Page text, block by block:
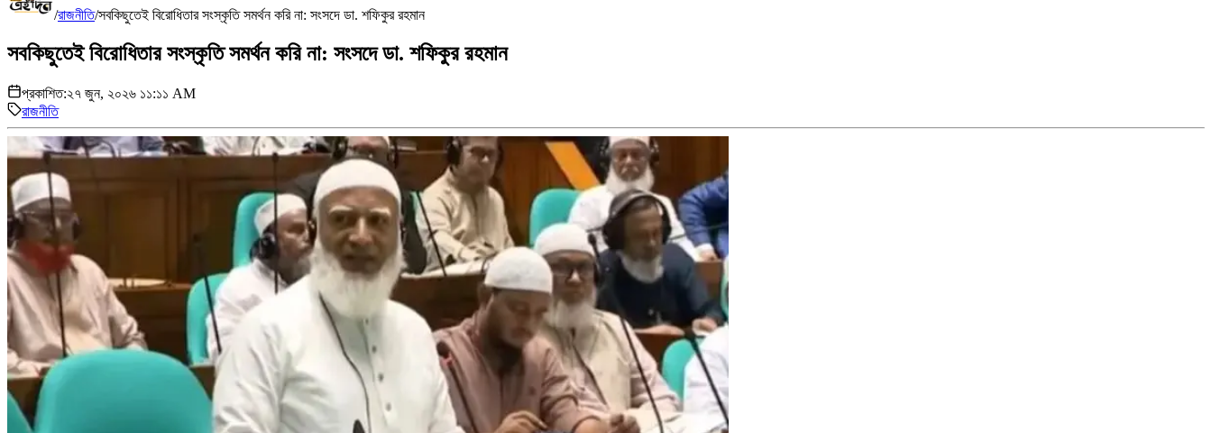
/রাজনীতি/সবকিছুতেই বিরোধিতার সংস্কৃতি সমর্থন করি না: সংসদে ডা. শফিকুর রহমান
সবকিছুতেই বিরোধিতার সংস্কৃতি সমর্থন করি না: সংসদে ডা. শফিকুর রহমান
প্রকাশিত:২৭ জুন, ২০২৬ ১১:১১ AM
রাজনীতি